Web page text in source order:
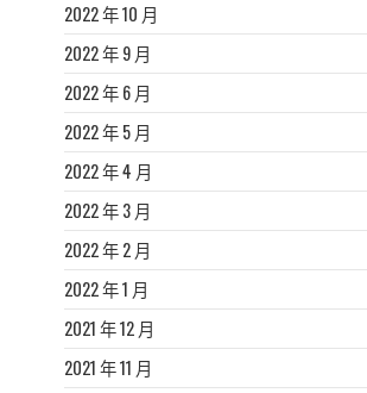
2022 年 10 月
2022 年 9 月
2022 年 6 月
2022 年 5 月
2022 年 4 月
2022 年 3 月
2022 年 2 月
2022 年 1 月
2021 年 12 月
2021 年 11 月